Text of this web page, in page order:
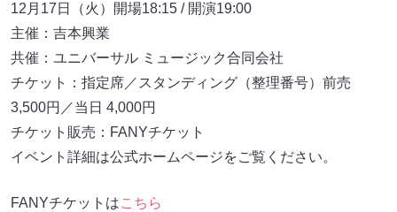
12月17日（火）開場18:15 / 開演19:00
主催：吉本興業
共催：ユニバーサル ミュージック合同会社
チケット：指定席／スタンディング（整理番号）前売
3,500円／当日 4,000円
チケット販売：FANYチケット
イベント詳細は公式ホームページをご覧ください。
FANYチケットはこちら